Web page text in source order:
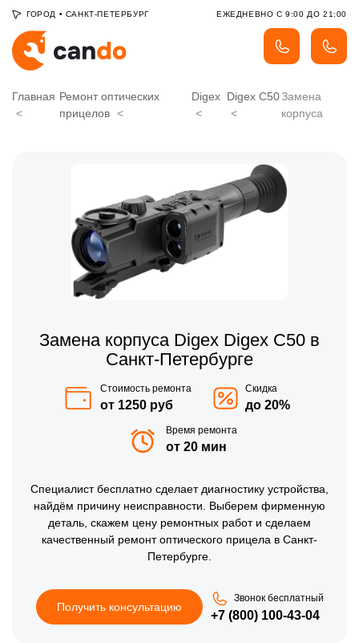
ГОРОД • САНКТ-ПЕТЕРБУРГ ЕЖЕДНЕВНО С 9:00 ДО 21:00
Главная Ремонт оптических
прицелов
Digex Digex C50Замена
корпуса
Замена корпуса Digex Digex C50 в
Санкт-Петербурге
Стоимость ремонта
от 1250 руб
Скидка
до 20%
Время ремонта
от 20 мин
Специалист бесплатно сделает диагностику устройства,
найдём причину неисправности. Выберем фирменную
деталь, скажем цену ремонтных работ и сделаем
качественный ремонт оптического прицела в Санкт-
Петербурге.
Получить консультацию
Звонок бесплатный
+7 (800) 100-43-04